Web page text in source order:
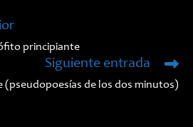
principiante
Siguiente entrada
(pseudopoesías de los dos minutos)